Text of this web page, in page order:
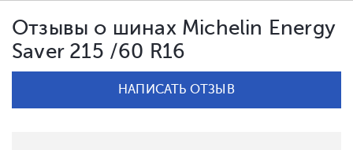
Отзывы о шинах Michelin Energy
Saver 215 /60 R16
НАПИСАТЬ ОТЗЫВ